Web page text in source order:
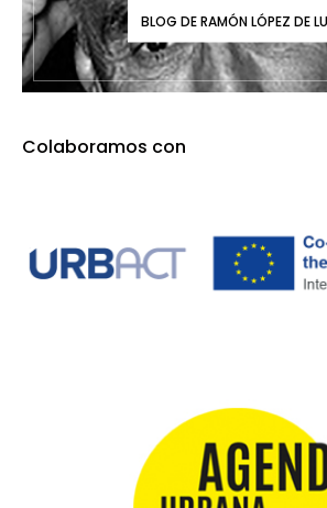
BLOG DE RAMÓN LÓPEZ DE
Colaboramos con